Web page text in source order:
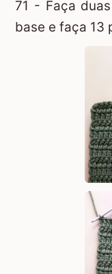
71 - Faça
base e faça 13